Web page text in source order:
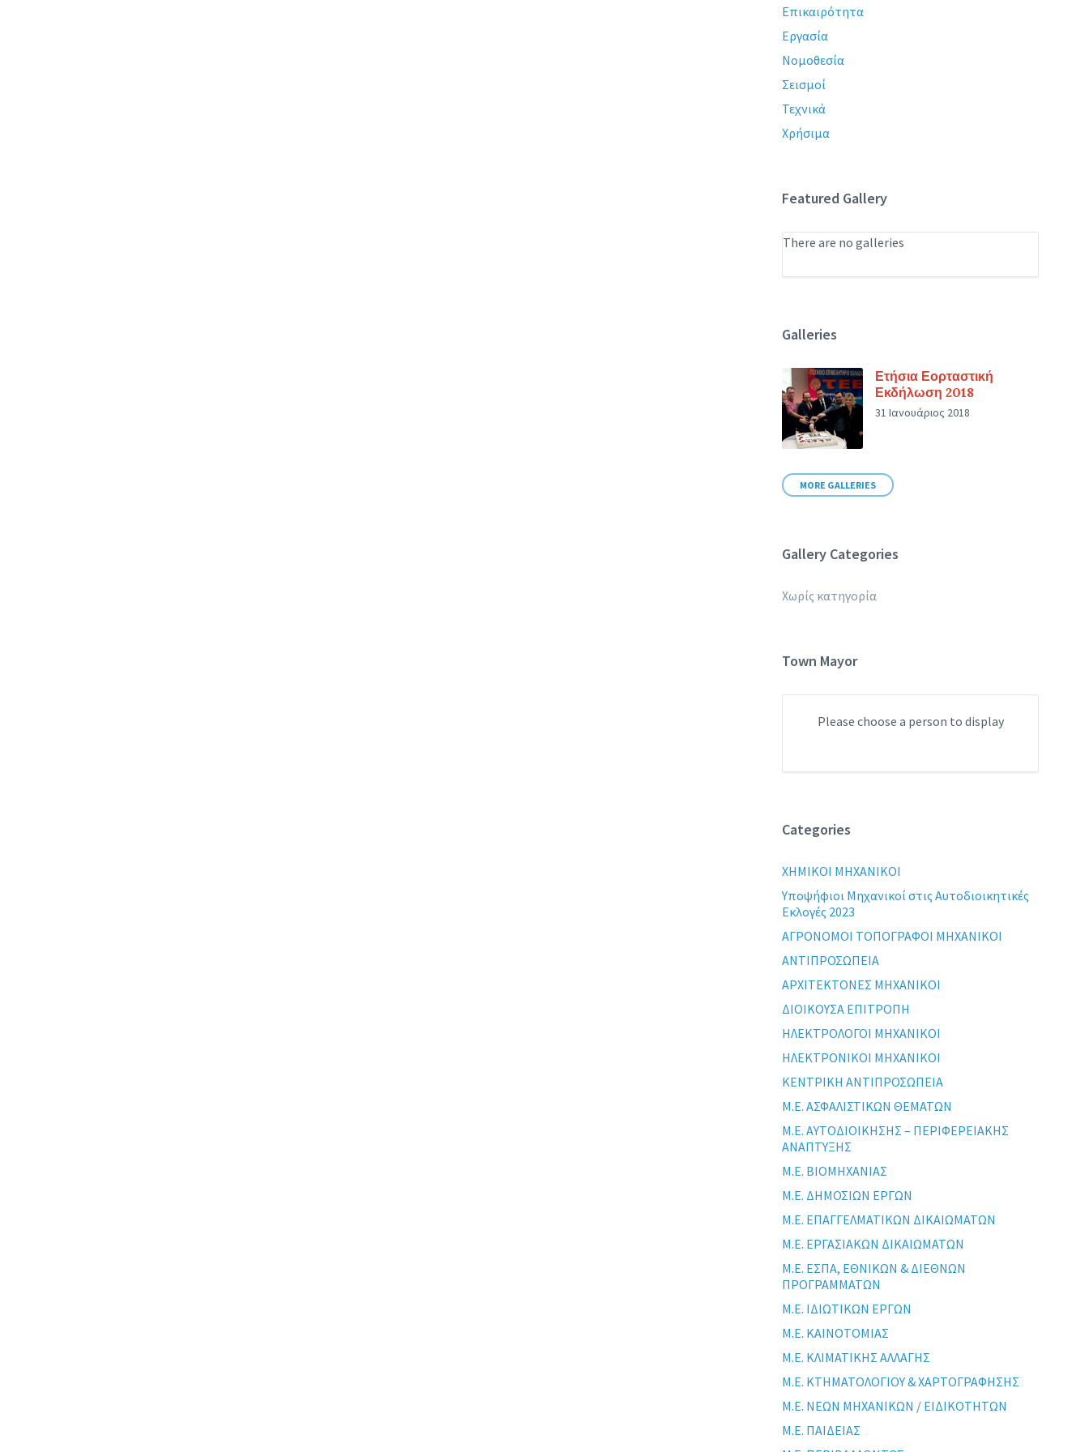
Επικαιρότητα
Εργασία
Νομοθεσία
Σεισμοί
Τεχνικά
Χρήσιμα
Featured Gallery
There are no galleries
Galleries
Ετήσια Εορταστική
Εκδήλωση 2018
31 Ιανουάριος 2018
MORE GALLERIES
Gallery Categories
Χωρίς κατηγορία
Town Mayor
Please choose a person to display
Categories
XHMIKOI MHXANIKOI
Yποψήφιοι Μηχανικοί στις Αυτοδιοικητικές
Εκλογές 2023
ΑΓΡΟΝΟΜΟΙ ΤΟΠΟΓΡΑΦΟΙ ΜΗΧΑΝΙΚΟΙ
ΑΝΤΙΠΡΟΣΩΠΕΙΑ
ΑΡΧΙΤΕΚΤΟΝΕΣ ΜΗΧΑΝΙΚΟΙ
ΔΙΟΙΚΟΥΣΑ ΕΠΙΤΡΟΠΗ
ΗΛΕΚΤΡΟΛΟΓΟΙ ΜΗΧΑΝΙΚΟΙ
ΗΛΕΚΤΡΟΝΙΚΟΙ ΜΗΧΑΝΙΚΟΙ
ΚΕΝΤΡΙΚΗ ΑΝΤΙΠΡΟΣΩΠΕΙΑ
Μ.Ε. ΑΣΦΑΛΙΣΤΙΚΩΝ ΘΕΜΑΤΩΝ
Μ.Ε. ΑΥΤΟΔΙΟΙΚΗΣΗΣ – ΠΕΡΙΦΕΡΕΙΑΚΗΣ
ΑΝΑΠΤΥΞΗΣ
Μ.Ε. ΒΙΟΜΗΧΑΝΙΑΣ
Μ.Ε. ΔΗΜΟΣΙΩΝ ΕΡΓΩΝ
Μ.Ε. ΕΠΑΓΓΕΛΜΑΤΙΚΩΝ ΔΙΚΑΙΩΜΑΤΩΝ
Μ.Ε. ΕΡΓΑΣΙΑΚΩΝ ΔΙΚΑΙΩΜΑΤΩΝ
Μ.Ε. ΕΣΠΑ, ΕΘΝΙΚΩΝ & ΔΙΕΘΝΩΝ
ΠΡΟΓΡΑΜΜΑΤΩΝ
Μ.Ε. ΙΔΙΩΤΙΚΩΝ ΕΡΓΩΝ
Μ.Ε. ΚΑΙΝΟΤΟΜΙΑΣ
Μ.Ε. ΚΛΙΜΑΤΙΚΗΣ ΑΛΛΑΓΗΣ
Μ.Ε. ΚΤΗΜΑΤΟΛΟΓΙΟΥ & ΧΑΡΤΟΓΡΑΦΗΣΗΣ
Μ.Ε. ΝΕΩΝ ΜΗΧΑΝΙΚΩΝ / ΕΙΔΙΚΟΤΗΤΩΝ
Μ.Ε. ΠΑΙΔΕΙΑΣ